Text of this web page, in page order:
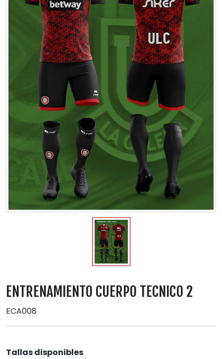
ENTRENAMIENTO CUERPO TECNICO 2
ECA008
Tallas disponibles